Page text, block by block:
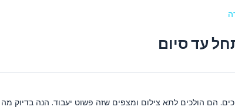
עד סיום
הם הולכים לתא צילום ומצפים שזה פשוט יעבוד. הנה